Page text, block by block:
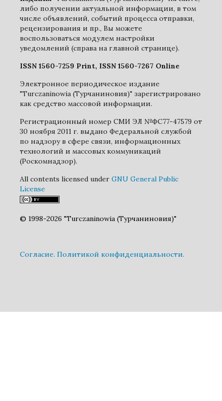
либо получении актуальной информации, в том
числе объявлений, событий процесса отправки,
рецензирования и пр., Вы можете
воспользоваться модулем настройки
уведомлений (справа на главной странице).
ISSN 1560-7259 Print, ISSN 1560-7267 Online
Электронное периодическое издание
"Turczaninowia (Турчаниновия)" зарегистрировано
как средство массовой информации.
Регистрационный номер СМИ ЭЛ №ФС77-47579 от
30 ноября 2011 г. выдано Федеральной службой
по надзору в сфере связи, информационных
технологий и массовых коммуникаций
(Роскомнадзор).
All contents licensed under GNU General Public
License
© 1998-2026 "Turczaninowia (Турчаниновия)"
Cогласие. Политикой конфиденциальности.